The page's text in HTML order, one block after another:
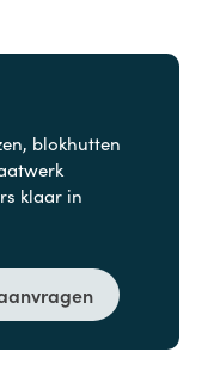
blokhutten
klaar in